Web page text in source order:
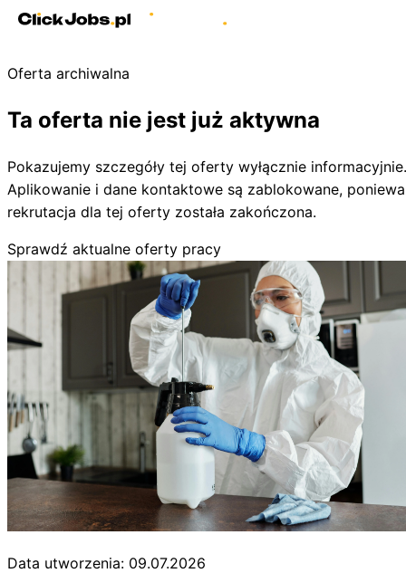
Oferta archiwalna
Ta oferta nie jest już aktywna
Pokazujemy szczegóły tej oferty wyłącznie informacyjnie.
Aplikowanie i dane kontaktowe są zablokowane,
rekrutacja dla tej oferty została zakończona.
Sprawdź aktualne oferty pracy
Data utworzenia: 09.07.2026